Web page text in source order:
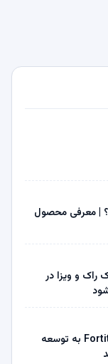
| معرفی محصول
راک و ویزا در
Zcash به لطف Fortitude – U.Today به توسعه